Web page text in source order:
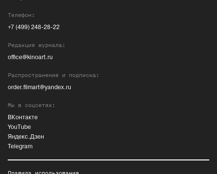
Телефон:
+7 (499) 248-28-22
Редакция журнала:
office@kinoart.ru
Распространение и подписка:
order.filmart@yandex.ru
Мы в соцсетях:
ВКонтакте
YouTube
Яндекс.Дзен
Telegram